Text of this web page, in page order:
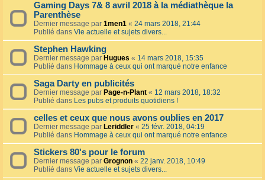
Gaming Days 7& 8 avril 2018 à la médiathèque la
Parenthèse
Dernier message par 1men1 « 24 mars 2018, 21:44
Publié dans Vie actuelle et sujets divers...
Stephen Hawking
Dernier message par Hugues « 14 mars 2018, 15:35
Publié dans Hommage à ceux qui ont marqué notre enfance
Saga Darty en publicités
Dernier message par Page-n-Plant « 12 mars 2018, 18:32
Publié dans Les pubs et produits quotidiens !
celles et ceux que nous avons oublies en 2017
Dernier message par Leriddler « 25 févr. 2018, 04:19
Publié dans Hommage à ceux qui ont marqué notre enfance
Stickers 80's pour le forum
Dernier message par Grognon « 22 janv. 2018, 10:49
Publié dans Vie actuelle et sujets divers...